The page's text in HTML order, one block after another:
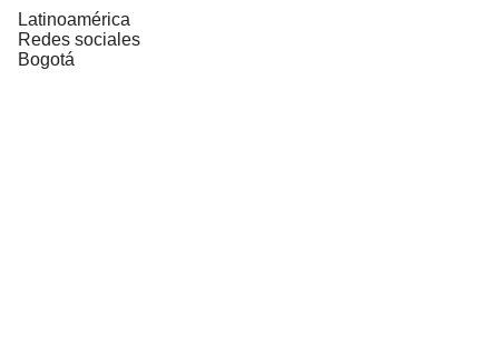
Latinoamérica
Redes sociales
Bogotá